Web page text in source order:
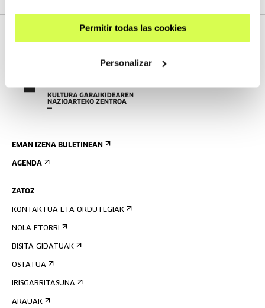
Permitir todas las cookies
Personalizar
EMAN IZENA BULETINEAN
AGENDA
ZATOZ
KONTAKTUA ETA ORDUTEGIAK
NOLA ETORRI
BISITA GIDATUAK
OSTATUA
IRISGARRITASUNA
ARAUAK